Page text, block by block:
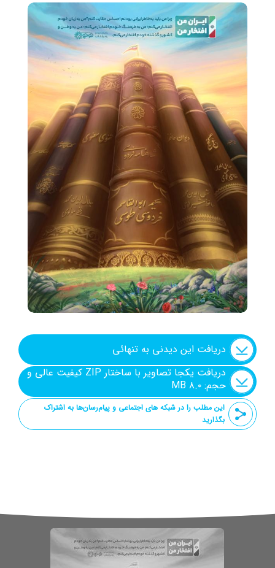
شنیدنی
+ما
جستجو
جستجو
دریافت این دیدنی به تنهائی
دریافت یکجا تصاویر با ساختار ZIP کیفیت عالی و
حجم: ۸.۰ MB
این مطلب را در شبکه های اجتماعی و پیام‌رسان‌ها به اشتراک
بگذارید